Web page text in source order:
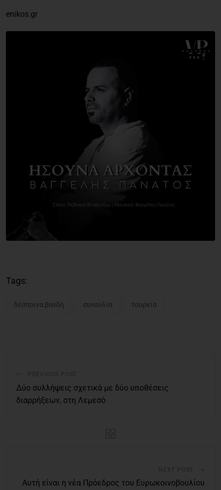
enikos.gr
Tags:
δέσποινα βανδή συναυλία τουρκία
Δύο συλλήψεις σχετικά με δύο υποθέσεις
διαρρήξεων, στη Λεμεσό
Αυτή είναι η νέα Πρόεδρος του Ευρωκοινοβουλίου